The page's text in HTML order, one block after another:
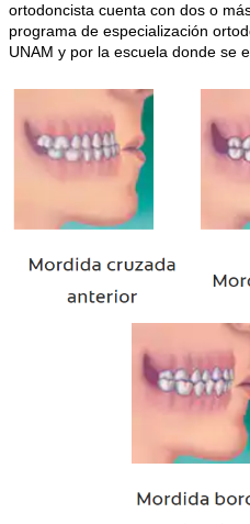
ortodoncista cuenta con dos o
programa de especialización
UNAM y por la escuela donde se